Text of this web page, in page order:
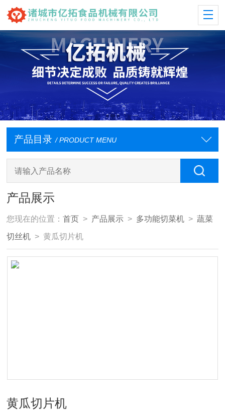
产品目录 / PRODUCT MENU
产品展示
您现在的位置：首页 > 产品展示 > 多功能切菜机 >蔬菜
切丝机 > 黄瓜切片机
黄瓜切片机